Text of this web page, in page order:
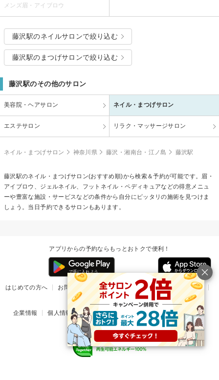
メンズ眉・アイブロウ
藤沢駅のネイルサロンで絞り込む
藤沢駅のまつげサロンで絞り込む
藤沢駅のその他のサロン
美容院・ヘアサロン ネイル・まつげサロン
エステサロン リラク・マッサージサロン
ネイル・まつげサロン 神奈川県 藤沢・湘南台・江ノ島 藤沢駅
藤沢駅のネイル・まつげサロン(おすすめ順)から検索＆予約が可能です。眉・
アイブロウ、ジェルネイル、フットネイル・ペディキュアなどの得意メニュ
ーや豊富な施設・サービスなどの条件から自分にピッタリの施術を見つけま
しょう。当日予約できるサロンもあります。
アプリからの予約ならもっとおトクで便利！
はじめての方へ お問い合わせ ヘルプ リリース情報
利用規約
掲載ご希望のサロン様
企業情報 個人情報保護方針 楽天のサービス一覧 アプリ一覧
© Rakuten Group, Inc.